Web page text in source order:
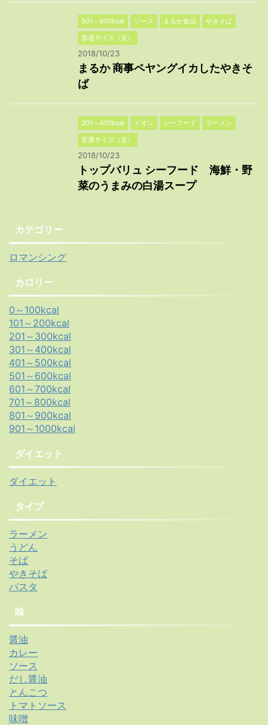
501～600kcal ソース まるか食品
やきそば
普通サイズ（並）
2018/10/23
まるか 商事ペヤングイカしたやきそ
ば
301～400kcal イオン シーフード
ラーメン
普通サイズ（並）
2018/10/23
トップバリュ シーフード 海鮮・野
菜のうまみの白湯スープ
カテゴリー
ロマンシング
カロリー
0～100kcal
101～200kcal
201～300kcal
301～400kcal
401～500kcal
501～600kcal
601～700kcal
701～800kcal
801～900kcal
901～1000kcal
ダイエット
ダイエット
タイプ
ラーメン
うどん
そば
やきそば
パスタ
味
醤油
カレー
ソース
だし醤油
とんこつ
トマトソース
味噌